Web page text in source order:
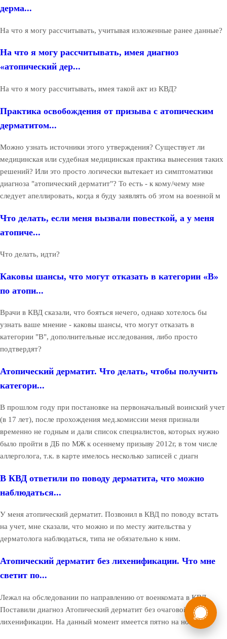
дерма...
На что я могу рассчитывать, учитывая изложенные ранее данные?
На что я могу рассчитывать, имея диагноз
«атопический дер...
На что я могу рассчитывать, имея такой акт из КВД?
Практика освобождения от призыва с атопическим
дерматитом...
Можно узнать источники этого утверждения? Существует ли
медицинская или судебная медицинская практика вынесения таких
решений? Или это просто логически вытекает из симптоматики
диагноза "атопический дерматит"? То есть - к кому/чему мне
следует апеллировать, когда я буду заявлять об этом на военной м
Что делать, если меня вызвали повесткой, а у меня
атопиче...
Что делать, идти?
Каковы шансы, что могут отказать в категории «В»
по атопи...
Врачи в КВД сказали, что бояться нечего, однако хотелось бы
узнать ваше мнение - каковы шансы, что могут отказать в
категории "В", дополнительные исследования, либо просто
подтвердят?
Атопический дерматит. Что делать, чтобы получить
категори...
В прошлом году при постановке на первоначальный воинский учет
(в 17 лет), после прохождения мед.комиссии меня признали
временно не годным и дали список специалистов, которых нужно
было пройти в ДБ по МЖ к осеннему призыву 2012г, в том числе
аллерголога, т.к. в карте имелось несколько записей с диагн
В КВД ответили по поводу дерматита, что можно
наблюдаться...
У меня атопический дерматит. Позвонил в КВД по поводу встать
на учет, мне сказали, что можно и по месту жительства у
дерматолога наблюдаться, типа не обязательно к ним.
Атопический дерматит без лихенификации. Что мне
светит по...
Лежал на обследовании по направлению от военкомата в КВД.
Поставили диагноз Атопический дерматит без очаговой
лихенификации. На данный момент имеется пятно на ноге.
Мы в России
Бесплатная
консультация
8 (800) 775-35-89